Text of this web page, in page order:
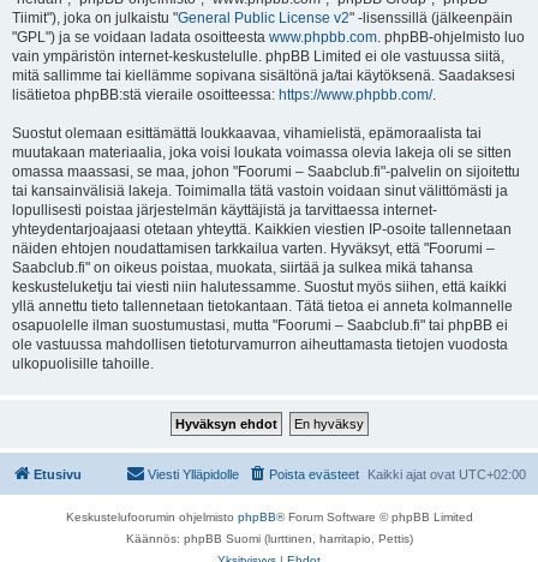
Tiimit"), joka on julkaistu "General Public License v2" -lisenssillä (jälkeenpäin
"GPL") ja se voidaan ladata osoitteesta www.phpbb.com. phpBB-ohjelmisto luo
vain ympäristön internet-keskustelulle. phpBB Limited ei ole vastuussa siitä,
mitä sallimme tai kiellämme sopivana sisältönä ja/tai käytöksenä. Saadaksesi
lisätietoa phpBB:stä vieraile osoitteessa: https://www.phpbb.com/.
Suostut olemaan esittämättä loukkaavaa, vihamielistä, epämoraalista tai
muutakaan materiaalia, joka voisi loukata voimassa olevia lakeja oli se sitten
omassa maassasi, se maa, johon "Foorumi – Saabclub.fi"-palvelin on sijoitettu
tai kansainvälisiä lakeja. Toimimalla tätä vastoin voidaan sinut välittömästi ja
lopullisesti poistaa järjestelmän käyttäjistä ja tarvittaessa internet-
yhteydentarjoajaasi otetaan yhteyttä. Kaikkien viestien IP-osoite tallennetaan
näiden ehtojen noudattamisen tarkkailua varten. Hyväksyt, että "Foorumi –
Saabclub.fi" on oikeus poistaa, muokata, siirtää ja sulkea mikä tahansa
keskusteluketju tai viesti niin halutessamme. Suostut myös siihen, että kaikki
yllä annettu tieto tallennetaan tietokantaan. Tätä tietoa ei anneta kolmannelle
osapuolelle ilman suostumustasi, mutta "Foorumi – Saabclub.fi" tai phpBB ei
ole vastuussa mahdollisen tietoturvamurron aiheuttamasta tietojen vuodosta
ulkopuolisille tahoille.
Etusivu Kaikki ajat ovat UTC+02:00
Poista evästeet
Viesti Ylläpidolle
Keskustelufoorumin ohjelmisto phpBB® Forum Software © phpBB Limited
Käännös: phpBB Suomi (lurttinen, harritapio, Pettis)